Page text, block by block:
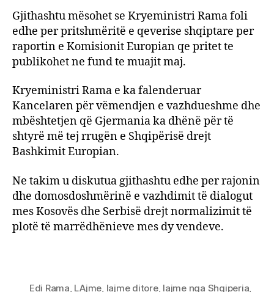
Gjithashtu mësohet se Kryeministri Rama foli
edhe per pritshmëritë e qeverise shqiptare per
raportin e Komisionit Europian qe pritet te
publikohet ne fund te muajit maj.
Kryeministri Rama e ka falenderuar
Kancelaren për vëmendjen e vazhdueshme dhe
mbështetjen që Gjermania ka dhënë për të
shtyrë më tej rrugën e Shqipërisë drejt
Bashkimit Europian.
Ne takim u diskutua gjithashtu edhe per rajonin
dhe domosdoshmërinë e vazhdimit të dialogut
mes Kosovës dhe Serbisë drejt normalizimit të
plotë të marrëdhënieve mes dy vendeve.
Edi Rama, LAjme, lajme ditore, lajme nga Shqiperia,